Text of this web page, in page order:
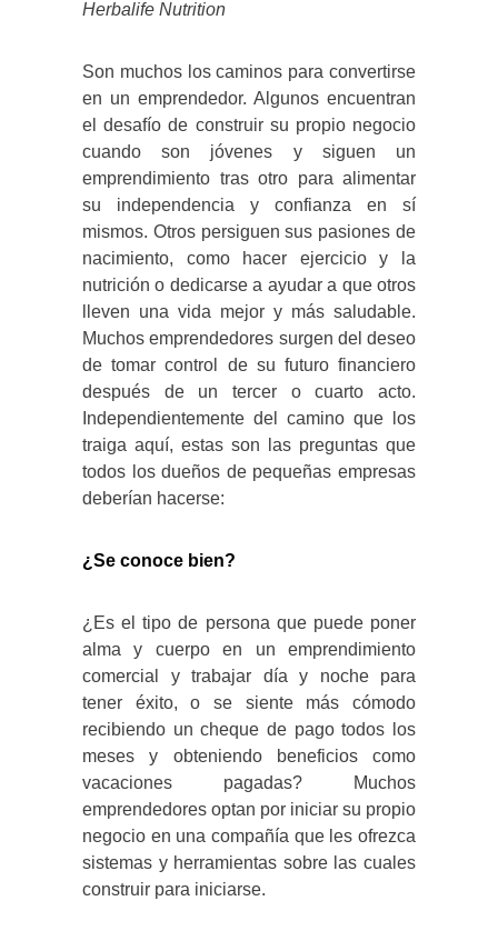
Herbalife Nutrition
Son muchos los caminos para convertirse
en un emprendedor. Algunos encuentran
el desafío de construir su propio negocio
cuando son jóvenes y siguen un
emprendimiento tras otro para alimentar
su independencia y confianza en sí
mismos. Otros persiguen sus pasiones de
nacimiento, como hacer ejercicio y la
nutrición o dedicarse a ayudar a que otros
lleven una vida mejor y más saludable.
Muchos emprendedores surgen del deseo
de tomar control de su futuro financiero
después de un tercer o cuarto acto.
Independientemente del camino que los
traiga aquí, estas son las preguntas que
todos los dueños de pequeñas empresas
deberían hacerse:
¿Se conoce bien?
¿Es el tipo de persona que puede poner
alma y cuerpo en un emprendimiento
comercial y trabajar día y noche para
tener éxito, o se siente más cómodo
recibiendo un cheque de pago todos los
meses y obteniendo beneficios como
vacaciones pagadas? Muchos
emprendedores optan por iniciar su propio
negocio en una compañía que les ofrezca
sistemas y herramientas sobre las cuales
construir para iniciarse.